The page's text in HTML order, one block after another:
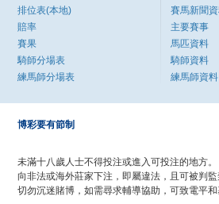
排位表(本地)
賠率
賽果
騎師分場表
練馬師分場表
賽馬新聞
主要賽事
馬匹資料
騎師資料
練馬師資料
博彩要有節制
未滿十八歲人士不得投注或進入可投注的地方。
向非法或海外莊家下注，即屬違法，且可被判監
切勿沉迷賭博，如需尋求輔導協助，可致電平和